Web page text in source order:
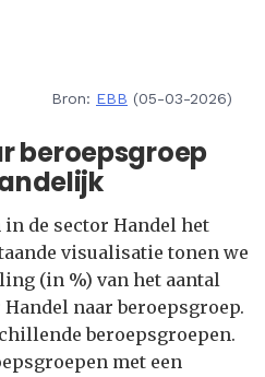
Bron: EBB (05-03-2026)
beroepsgroep
de sector Handel het
visualisatie tonen we
(in %) van het aantal
naar beroepsgroep.
beroepsgroepen.
met een